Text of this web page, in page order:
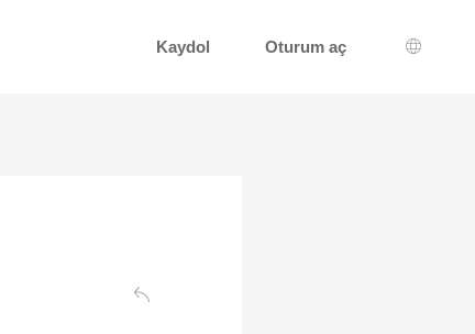
Kaydol Oturum aç
Dil
Geri